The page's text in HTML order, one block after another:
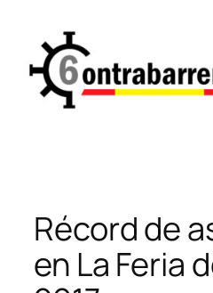
contenido
Récord de
en La Feria